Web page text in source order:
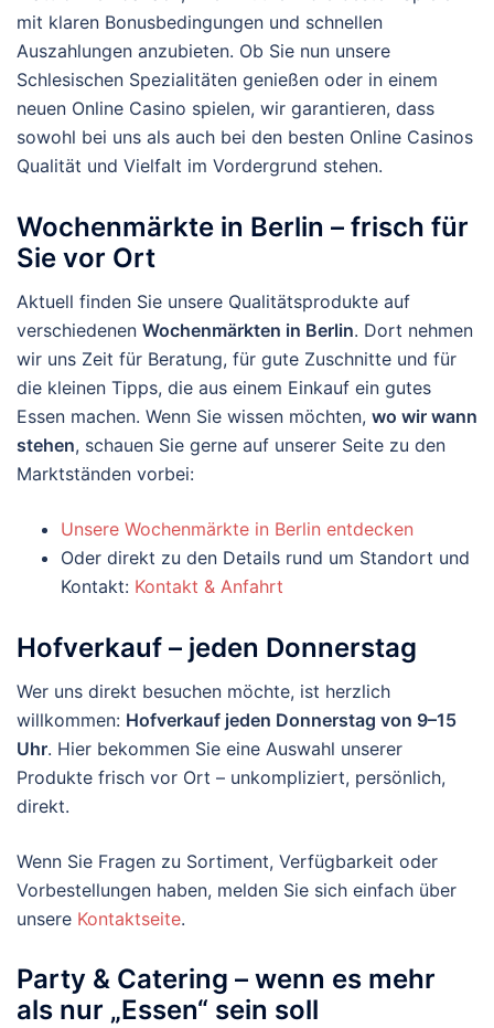
mit klaren Bonusbedingungen und schnellen
Auszahlungen anzubieten. Ob Sie nun unsere
Schlesischen Spezialitäten genießen oder in einem
neuen Online Casino spielen, wir garantieren, dass
sowohl bei uns als auch bei den besten Online Casinos
Qualität und Vielfalt im Vordergrund stehen.
Wochenmärkte in Berlin – frisch für
Sie vor Ort
Aktuell finden Sie unsere Qualitätsprodukte auf
verschiedenen Wochenmärkten in Berlin. Dort nehmen
wir uns Zeit für Beratung, für gute Zuschnitte und für
die kleinen Tipps, die aus einem Einkauf ein gutes
Essen machen. Wenn Sie wissen möchten, wo wir wann
stehen, schauen Sie gerne auf unserer Seite zu den
Marktständen vorbei:
Unsere Wochenmärkte in Berlin entdecken
Oder direkt zu den Details rund um Standort und
Kontakt: Kontakt & Anfahrt
Hofverkauf – jeden Donnerstag
Wer uns direkt besuchen möchte, ist herzlich
willkommen: Hofverkauf jeden Donnerstag von 9–15
Uhr. Hier bekommen Sie eine Auswahl unserer
Produkte frisch vor Ort – unkompliziert, persönlich,
direkt.
Wenn Sie Fragen zu Sortiment, Verfügbarkeit oder
Vorbestellungen haben, melden Sie sich einfach über
unsere Kontaktseite.
Party & Catering – wenn es mehr
als nur „Essen“ sein soll